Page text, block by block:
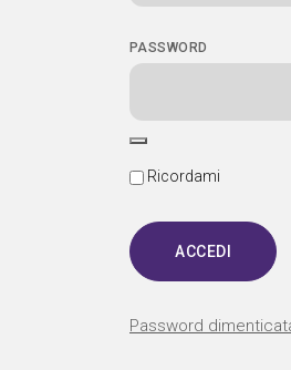
PASSWORD
Ricordami
Password